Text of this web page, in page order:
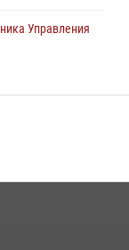
Управления
детских